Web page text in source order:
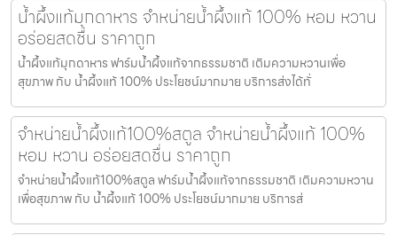
น้ำผึ้งแท้มุกดาหาร จำหน่ายน้ำผึ้งแท้ 100% หอม หวาน
อร่อยสดชื่น ราคาถูก
น้ำผึ้งแท้มุกดาหาร ฟาร์มน้ำผึ้งแท้จากธรรมชาติ เติมความหวานเพื่อ
สุขภาพ กับ น้ำผึ้งแท้ 100% ประโยชน์มากมาย บริการส่งได้ทั่
จำหน่ายน้ำผึ้งแท้100%สตูล จำหน่ายน้ำผึ้งแท้ 100%
หอม หวาน อร่อยสดชื่น ราคาถูก
จำหน่ายน้ำผึ้งแท้100%สตูล ฟาร์มน้ำผึ้งแท้จากธรรมชาติ เติมความหวาน
เพื่อสุขภาพ กับ น้ำผึ้งแท้ 100% ประโยชน์มากมาย บริการส่